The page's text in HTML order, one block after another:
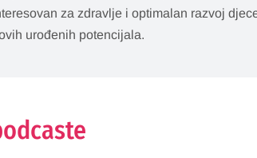
za zdravlje i optimalan razvoj
urođenih potencijala.